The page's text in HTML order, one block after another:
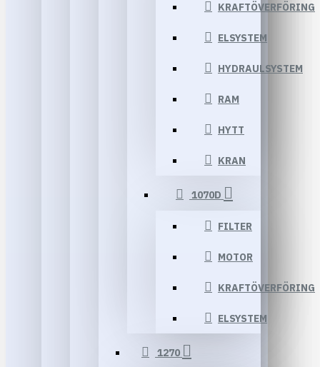
KRAFTÖVERFÖRING
ELSYSTEM
HYDRAULSYSTEM
RAM
HYTT
KRAN
1070D
FILTER
MOTOR
KRAFTÖVERFÖRING
ELSYSTEM
1270